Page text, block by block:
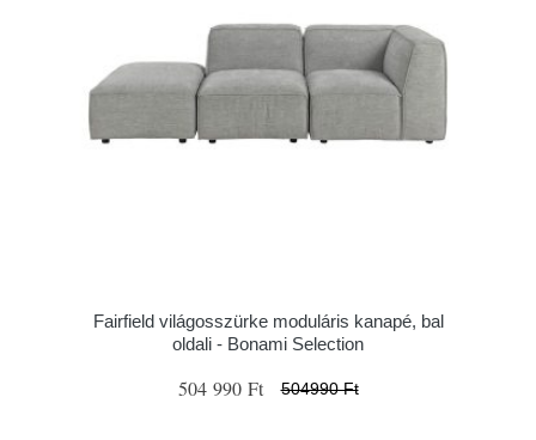
Fairfield világosszürke moduláris kanapé, bal
oldali - Bonami Selection
504 990 Ft 504990 Ft